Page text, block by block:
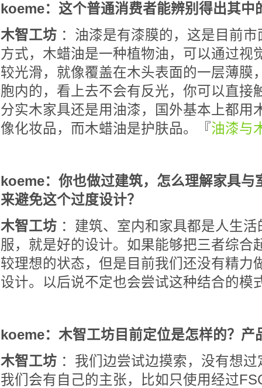
koeme：这个普通消费者能辨别得出其中
木智工坊 ：油漆是有漆膜的，这是目前
方式，木蜡油是一种植物油，可以通过视
较光滑，就像覆盖在木头表面的一层薄膜
胞内的，看上去不会有反光，你可以直接
分实木家具还是用油漆，国外基本上都用
像化妆品，而木蜡油是护肤品。『油漆与
koeme：你也做过建筑，怎么理解家具与
来避免这个过度设计？
木智工坊 ：建筑、室内和家具都是人生
服，就是好的设计。如果能够把三者综合
较理想的状态，但是目前我们还没有精力
设计。以后说不定也会尝试这种结合的模
koeme：木智工坊目前定位是怎样的？产
木智工坊 ：我们边尝试边摸索，没有想
我们会有自己的主张，比如只使用经过